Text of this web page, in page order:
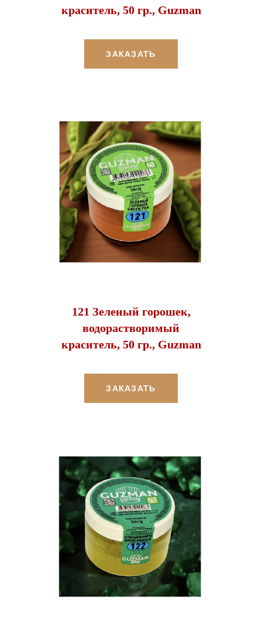
краситель, 50 гр., Guzman
ЗАКАЗАТЬ
121 Зеленый горошек,
водорастворимый
краситель, 50 гр., Guzman
ЗАКАЗАТЬ